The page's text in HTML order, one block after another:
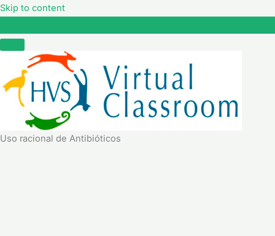
Skip to content
Uso racional de Antibióticos